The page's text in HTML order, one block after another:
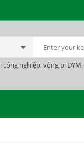
công nghiệp, vòng bi DYM,